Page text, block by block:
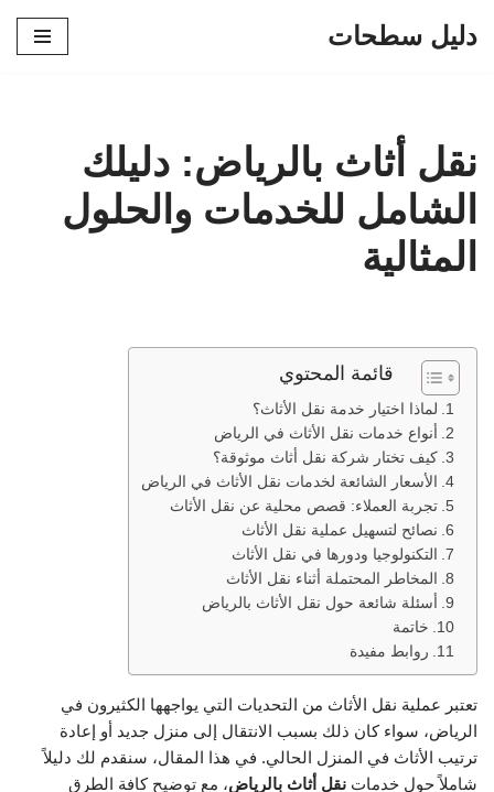
دليل سطحات
نقل أثاث بالرياض: دليلك
الشامل للخدمات والحلول
المثالية
قائمة المحتوي
لماذا اختيار خدمة نقل الأثاث؟
أنواع خدمات نقل الأثاث في الرياض
كيف تختار شركة نقل أثاث موثوقة؟
الأسعار الشائعة لخدمات نقل الأثاث في الرياض
تجربة العملاء: قصص محلية عن نقل الأثاث
نصائح لتسهيل عملية نقل الأثاث
التكنولوجيا ودورها في نقل الأثاث
المخاطر المحتملة أثناء نقل الأثاث
أسئلة شائعة حول نقل الأثاث بالرياض
خاتمة
روابط مفيدة
تعتبر عملية نقل الأثاث من التحديات التي يواجهها الكثيرون في
الرياض، سواء كان ذلك بسبب الانتقال إلى منزل جديد أو إعادة
ترتيب الأثاث في المنزل الحالي. في هذا المقال، سنقدم لك دليلاً
شاملاً حول خدمات نقل أثاث بالرياض، مع توضيح كافة الطرق